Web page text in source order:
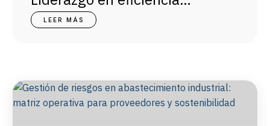
operativa: el rol crítico del jefe
LEER MÁS